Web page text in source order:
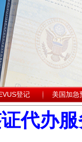
登记 美国加急
代办